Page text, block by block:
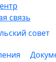
связь
совет